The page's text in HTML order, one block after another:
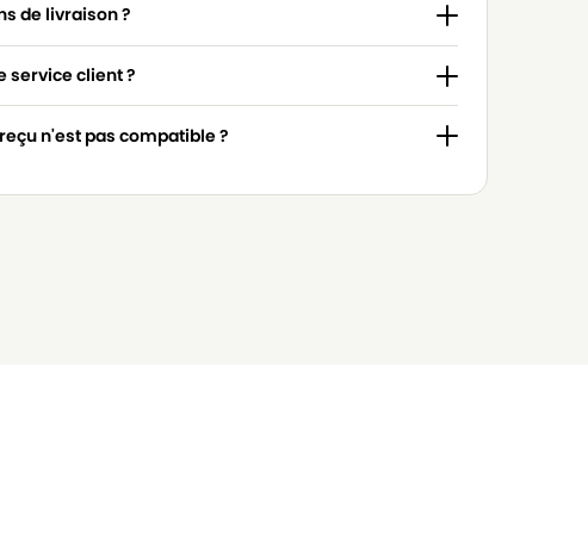
de livraison ?
service client ?
n'est pas compatible ?